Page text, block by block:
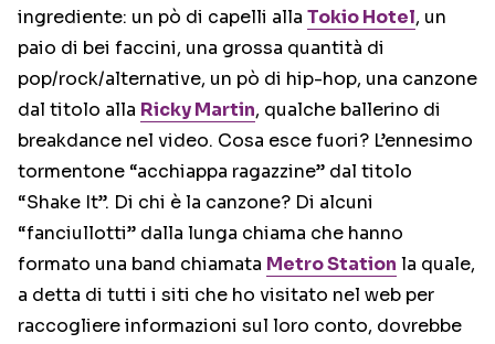
ingrediente: un pò di capelli alla Tokio Hotel, un
paio di bei faccini, una grossa quantità di
pop/rock/alternative, un pò di hip-hop, una canzone
dal titolo alla Ricky Martin, qualche ballerino di
breakdance nel video. Cosa esce fuori? L’ennesimo
tormentone “acchiappa ragazzine” dal titolo
“Shake It”. Di chi è la canzone? Di alcuni
“fanciullotti” dalla lunga chiama che hanno
formato una band chiamata Metro Station la quale,
a detta di tutti i siti che ho visitato nel web per
raccogliere informazioni sul loro conto, dovrebbe